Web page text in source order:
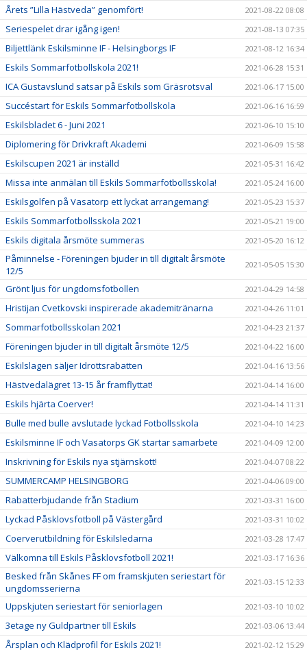
Årets ”Lilla Hästveda” genomfört! 2021-08-22 08:08
Seriespelet drar igång igen! 2021-08-13 07:35
Biljettlänk Eskilsminne IF - Helsingborgs IF 2021-08-12 16:34
Eskils Sommarfotbollskola 2021! 2021-06-28 15:31
ICA Gustavslund satsar på Eskils som Gräsrotsval 2021-06-17 15:00
Succéstart för Eskils Sommarfotbollskola 2021-06-16 16:59
Eskilsbladet 6 - Juni 2021 2021-06-10 15:10
Diplomering för Drivkraft Akademi 2021-06-09 15:58
Eskilscupen 2021 är inställd 2021-05-31 16:42
Missa inte anmälan till Eskils Sommarfotbollsskola! 2021-05-24 16:00
Eskilsgolfen på Vasatorp ett lyckat arrangemang! 2021-05-23 15:37
Eskils Sommarfotbollsskola 2021 2021-05-21 19:00
Eskils digitala årsmöte summeras 2021-05-20 16:12
Påminnelse - Föreningen bjuder in till digitalt årsmöte
12/5
2021-05-05 15:30
Grönt ljus för ungdomsfotbollen 2021-04-29 14:58
Hristijan Cvetkovski inspirerade akademitränarna 2021-04-26 11:01
Sommarfotbollsskolan 2021 2021-04-23 21:37
Föreningen bjuder in till digitalt årsmöte 12/5 2021-04-22 16:00
Eskilslagen säljer Idrottsrabatten 2021-04-16 13:56
Hästvedalägret 13-15 år framflyttat! 2021-04-14 16:00
Eskils hjärta Coerver! 2021-04-14 11:31
Bulle med bulle avslutade lyckad Fotbollsskola 2021-04-10 14:23
Eskilsminne IF och Vasatorps GK startar samarbete 2021-04-09 12:00
Inskrivning för Eskils nya stjärnskott! 2021-04-07 08:22
SUMMERCAMP HELSINGBORG 2021-04-06 09:00
Rabatterbjudande från Stadium 2021-03-31 16:00
Lyckad Påsklovsfotboll på Västergård 2021-03-31 10:02
Coerverutbildning för Eskilsledarna 2021-03-28 17:47
Välkomna till Eskils Påsklovsfotboll 2021! 2021-03-17 16:36
Besked från Skånes FF om framskjuten seriestart för
ungdomsserierna
2021-03-15 12:33
Uppskjuten seriestart för seniorlagen 2021-03-10 10:02
3etage ny Guldpartner till Eskils 2021-03-06 13:44
Årsplan och Klädprofil för Eskils 2021! 2021-02-12 15:29